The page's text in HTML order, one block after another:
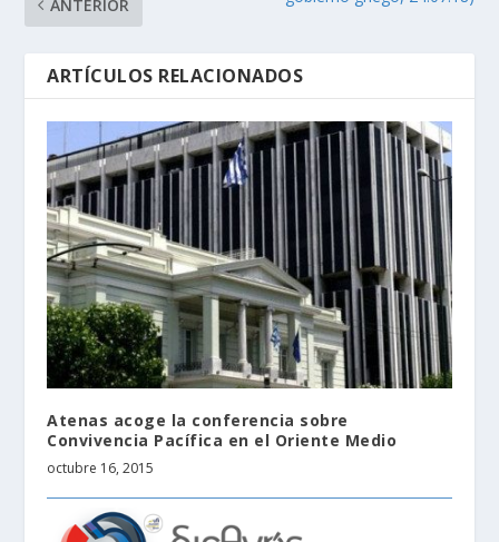
ANTERIOR
ARTÍCULOS RELACIONADOS
Atenas acoge la conferencia sobre
Convivencia Pacífica en el Oriente Medio
octubre 16, 2015